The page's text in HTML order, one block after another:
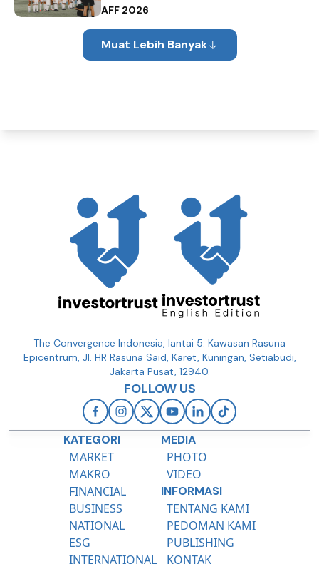
AFF 2026
Muat Lebih Banyak
The Convergence Indonesia, lantai 5. Kawasan Rasuna
Epicentrum, Jl. HR Rasuna Said, Karet, Kuningan, Setiabudi,
Jakarta Pusat, 12940.
FOLLOW US
KATEGORI
MARKET
MAKRO
FINANCIAL
BUSINESS
NATIONAL
ESG
INTERNATIONAL
MEDIA
PHOTO
VIDEO
INFORMASI
TENTANG KAMI
PEDOMAN KAMI
PUBLISHING
KONTAK